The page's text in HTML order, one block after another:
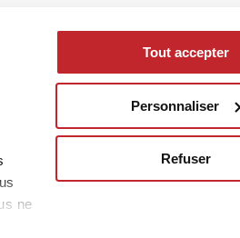
ne
Tout accepter
Personnaliser
Refuser